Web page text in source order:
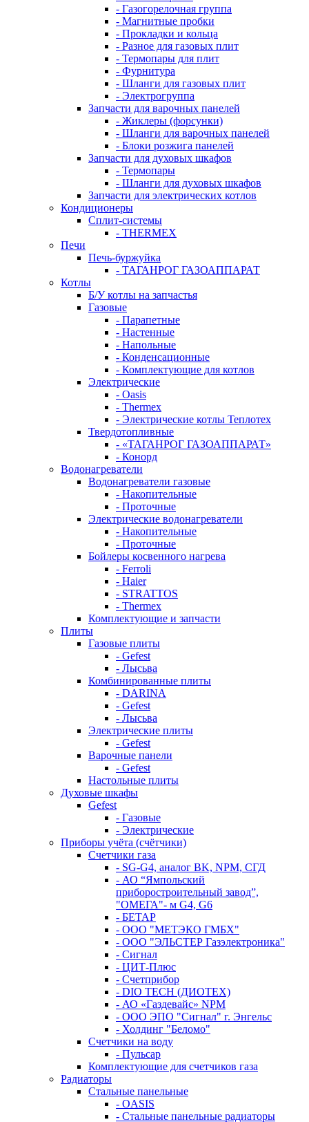
- Газогорелочная группа
- Магнитные пробки
- Прокладки и кольца
- Разное для газовых плит
- Термопары для плит
- Фурнитура
- Шланги для газовых плит
- Электрогруппа
Запчасти для варочных панелей
- Жиклеры (форсунки)
- Шланги для варочных панелей
- Блоки розжига панелей
Запчасти для духовых шкафов
- Термопары
- Шланги для духовых шкафов
Запчасти для электрических котлов
Кондиционеры
Сплит-системы
- THERMEX
Печи
Печь-буржуйка
- ТАГАНРОГ ГАЗОАППАРАТ
Котлы
Б/У котлы на запчастья
Газовые
- Парапетные
- Настенные
- Напольные
- Конденсационные
- Комплектующие для котлов
Электрические
- Oasis
- Thermex
- Электрические котлы Теплотех
Твердотопливные
- «ТАГАНРОГ ГАЗОАППАРАТ»
- Конорд
Водонагреватели
Водонагреватели газовые
- Накопительные
- Проточные
Электрические водонагреватели
- Накопительные
- Проточные
Бойлеры косвенного нагрева
- Ferroli
- Haier
- STRATTOS
- Thermex
Комплектующие и запчасти
Плиты
Газовые плиты
- Gefest
- Лысьва
Комбинированные плиты
- DARINA
- Gefest
- Лысьва
Электрические плиты
- Gefest
Варочные панели
- Gefest
Настольные плиты
Духовые шкафы
Gefest
- Газовые
- Электрические
Приборы учёта (счётчики)
Счетчики газа
- SG-G4, аналог BK, NPM, СГД
- АО “Ямпольский
приборостроительный завод”,
"ОМЕГА"- м G4, G6
- БЕТАР
- ООО "МЕТЭКО ГМБХ"
- ООО "ЭЛЬСТЕР Газэлектроника"
- Сигнал
- ЦИТ-Плюс
- Счетприбор
- DIO TECH (ДИОТЕХ)
- АО «Газдевайс» NPM
- ООО ЭПО "Сигнал" г. Энгельс
- Холдинг "Беломо"
Счетчики на воду
- Пульсар
Комплектующие для счетчиков газа
Радиаторы
Стальные панельные
- OASIS
- Стальные панельные радиаторы